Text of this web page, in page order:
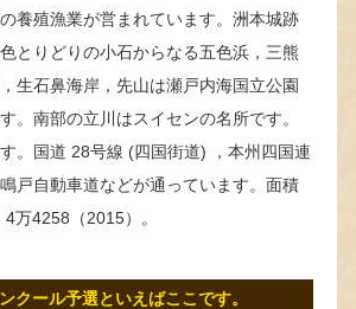
養殖漁業が営まれています。洲本城跡
とりどりの小石からなる五色浜，三熊
生石鼻海岸，先山は瀬戸内海国立公園
。南部の立川はスイセンの名所です。
。国道 28号線 (四国街道) ，本州四国連
戸自動車道などが通っています。面積
万4258（2015）。
クール予選といえばここです。